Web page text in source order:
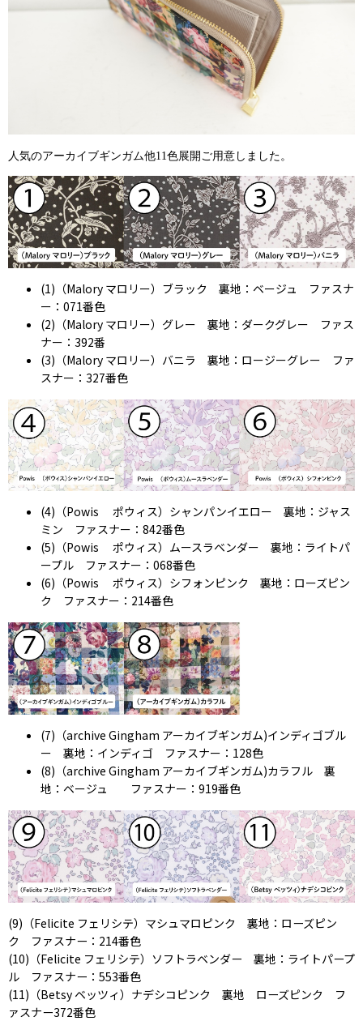
人気のアーカイブギンガム他11色展開ご用意しました。
(1)（Malory マロリー）ブラック 裏地：ベージュ ファスナ
ー：071番色
(2)（Malory マロリー）グレー 裏地：ダークグレー ファス
ナー：392番
(3)（Malory マロリー）バニラ 裏地：ロージーグレー ファ
スナー：327番色
(4)（Powis ポウィス）シャンパンイエロー 裏地：ジャス
ミン ファスナー：842番色
(5)（Powis ポウィス）ムースラベンダー 裏地：ライトパ
ープル ファスナー：068番色
(6)（Powis ポウィス）シフォンピンク 裏地：ローズピン
ク ファスナー：214番色
(7)（archive Gingham アーカイブギンガム)インディゴブル
ー 裏地：インディゴ ファスナー：128色
(8)（archive Gingham アーカイブギンガム)カラフル 裏
地：ベージュ ファスナー：919番色
(9)（Felicite フェリシテ）マシュマロピンク 裏地：ローズピン
ク ファスナー：214番色
(10)（Felicite フェリシテ）ソフトラベンダー 裏地：ライトパープ
ル ファスナー：553番色
(11)（Betsy ベッツィ）ナデシコピンク 裏地 ローズピンク フ
ァスナー372番色